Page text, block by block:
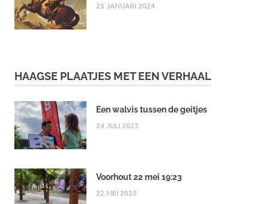
25 JANUARI 2024
HAAGSE PLAATJES MET EEN VERHAAL
Een walvis tussen de geitjes
24 JULI 2025
Voorhout 22 mei 19:23
22 MEI 2025